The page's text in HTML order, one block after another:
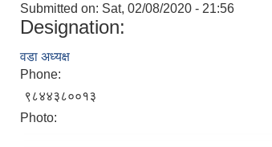
Submitted on: Sat, 02/08/2020 - 21:56
Designation:
वडा अध्यक्ष
Phone:
९८४४३८००१३
Photo: